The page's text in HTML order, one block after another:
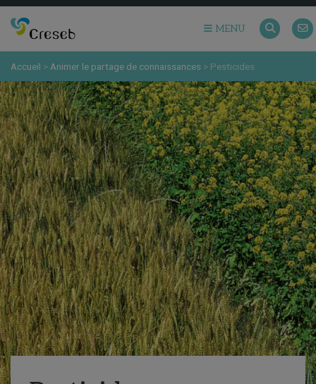
MENU
Accueil >Animer le partage de connaissances > Pesticides